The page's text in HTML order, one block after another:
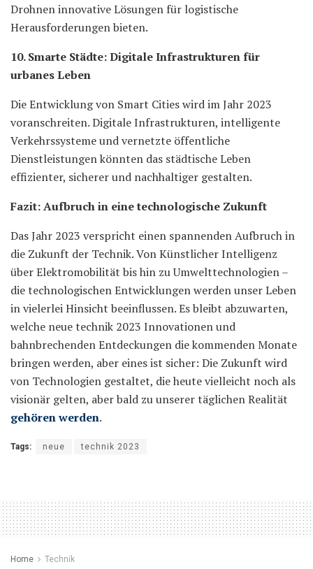
Drohnen innovative Lösungen für logistische
Herausforderungen bieten.
10. Smarte Städte: Digitale Infrastrukturen für
urbanes Leben
Die Entwicklung von Smart Cities wird im Jahr 2023
voranschreiten. Digitale Infrastrukturen, intelligente
Verkehrssysteme und vernetzte öffentliche
Dienstleistungen könnten das städtische Leben
effizienter, sicherer und nachhaltiger gestalten.
Fazit: Aufbruch in eine technologische Zukunft
Das Jahr 2023 verspricht einen spannenden Aufbruch in
die Zukunft der Technik. Von Künstlicher Intelligenz
über Elektromobilität bis hin zu Umwelttechnologien –
die technologischen Entwicklungen werden unser Leben
in vielerlei Hinsicht beeinflussen. Es bleibt abzuwarten,
welche neue technik 2023 Innovationen und
bahnbrechenden Entdeckungen die kommenden Monate
bringen werden, aber eines ist sicher: Die Zukunft wird
von Technologien gestaltet, die heute vielleicht noch als
visionär gelten, aber bald zu unserer täglichen Realität
gehören werden.
Tags: neue technik 2023
Home Technik